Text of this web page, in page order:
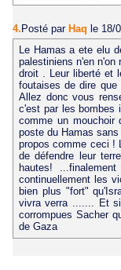
4.Posté par Haq le 18/
Le Hamas a ete elu
palestiniens n'en
droit . Leur liberté et
foutaises de dire
Allez donc vous
c'est par les bombes
comme un mouchoir
poste du Hamas
propos comme ceci !
de défendre leur
hautes!
continuellement les
bien plus "fort"
vivra verra ....... Et
corrompues Sacher
de Gaza